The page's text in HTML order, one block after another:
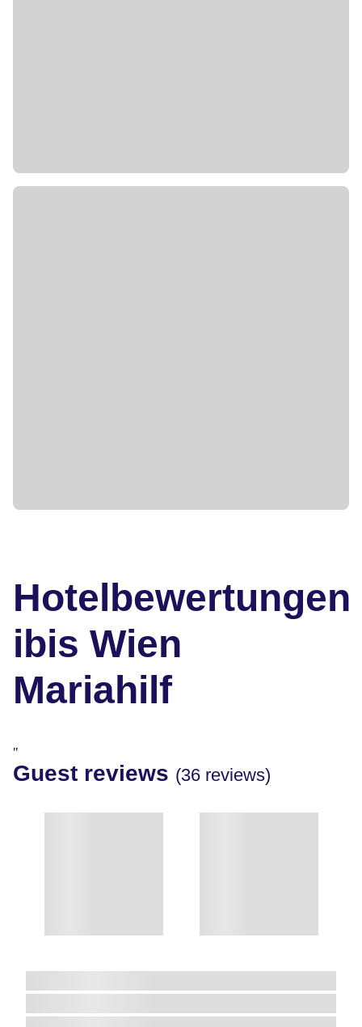
Hotelbewertungen
ibis Wien
Mariahilf
"
Guest reviews (36 reviews)